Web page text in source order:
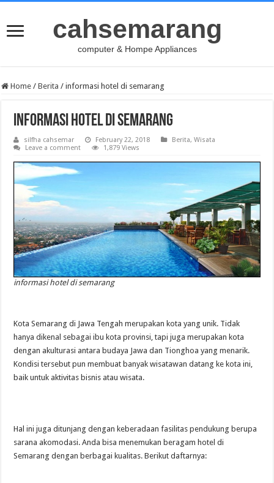
cahsemarang
computer & Hompe Appliances
Home / Berita / informasi hotel di semarang
informasi hotel di semarang
silfha cahsemar February 22, 2018 Berita,Wisata
Leave a comment
1,879 Views
informasi hotel di semarang
Kota Semarang di Jawa Tengah merupakan kota yang unik. Tidak
hanya dikenal sebagai ibu kota provinsi, tapi juga merupakan kota
dengan akulturasi antara budaya Jawa dan Tionghoa yang menarik.
Kondisi tersebut pun membuat banyak wisatawan datang ke kota ini,
baik untuk aktivitas bisnis atau wisata.
Hal ini juga ditunjang dengan keberadaan fasilitas pendukung berupa
sarana akomodasi. Anda bisa menemukan beragam hotel di
Semarang dengan berbagai kualitas. Berikut daftarnya: